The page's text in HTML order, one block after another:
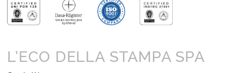
L’ECO DELLA STAMPA SPA